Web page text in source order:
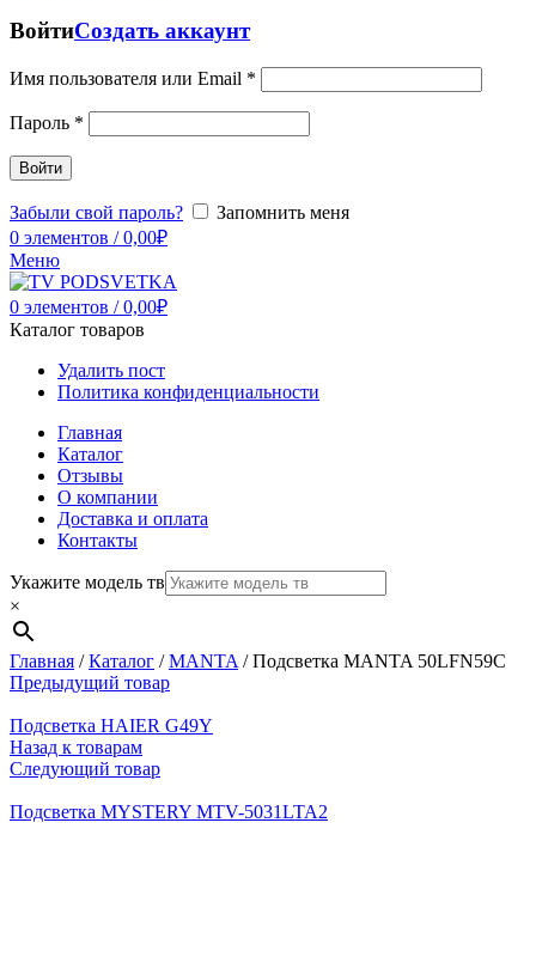
ВойтиСоздать аккаунт
Имя пользователя или Email *
Пароль *
Войти
Забыли свой пароль?
Запомнить меня
0 элементов / 0,00₽
Меню
0 элементов / 0,00₽
Каталог товаров
Удалить пост
Политика конфиденциальности
Главная
Каталог
Отзывы
О компании
Доставка и оплата
Контакты
Укажите модель тв
×
Главная /Каталог /MANTA /Подсветка MANTA 50LFN59C
Предыдущий товар
Подсветка HAIER G49Y
Назад к товарам
Следующий товар
Подсветка MYSTERY MTV-5031LTA2